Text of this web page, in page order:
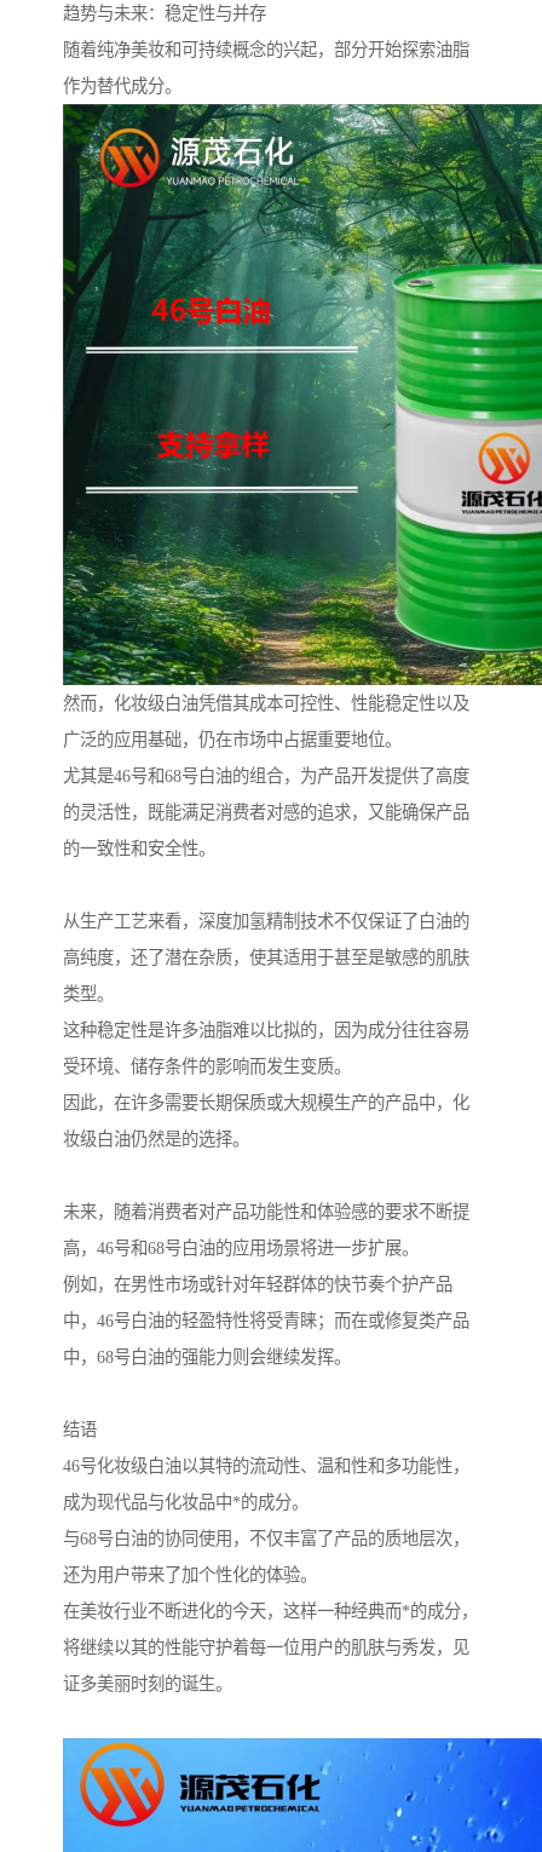
趋势与未来：稳定性与并存
随着纯净美妆和可持续概念的兴起，部分开始探索油脂
作为替代成分。
然而，化妆级白油凭借其成本可控性、性能稳定性以及
广泛的应用基础，仍在市场中占据重要地位。
尤其是46号和68号白油的组合，为产品开发提供了高度
的灵活性，既能满足消费者对感的追求，又能确保产品
的一致性和安全性。
从生产工艺来看，深度加氢精制技术不仅保证了白油的
高纯度，还了潜在杂质，使其适用于甚至是敏感的肌肤
类型。
这种稳定性是许多油脂难以比拟的，因为成分往往容易
受环境、储存条件的影响而发生变质。
因此，在许多需要长期保质或大规模生产的产品中，化
妆级白油仍然是的选择。
未来，随着消费者对产品功能性和体验感的要求不断提
高，46号和68号白油的应用场景将进一步扩展。
例如，在男性市场或针对年轻群体的快节奏个护产品
中，46号白油的轻盈特性将受青睐；而在或修复类产品
中，68号白油的强能力则会继续发挥。
结语
46号化妆级白油以其特的流动性、温和性和多功能性，
成为现代品与化妆品中*的成分。
与68号白油的协同使用，不仅丰富了产品的质地层次，
还为用户带来了加个性化的体验。
在美妆行业不断进化的今天，这样一种经典而*的成分，
将继续以其的性能守护着每一位用户的肌肤与秀发，见
证多美丽时刻的诞生。